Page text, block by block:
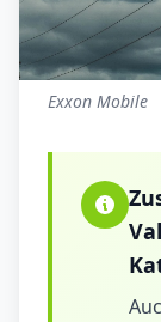
Exxon Mobile